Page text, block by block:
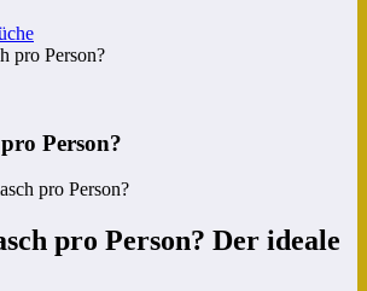
pro Person?
Person?
pro Person? Der ideale